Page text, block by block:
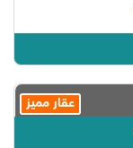
عقار مميز